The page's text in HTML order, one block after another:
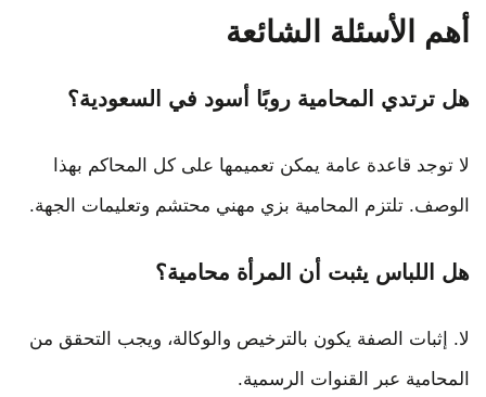
أهم الأسئلة الشائعة
هل ترتدي المحامية روبًا أسود في السعودية؟
لا توجد قاعدة عامة يمكن تعميمها على كل المحاكم بهذا
الوصف. تلتزم المحامية بزي مهني محتشم وتعليمات الجهة.
هل اللباس يثبت أن المرأة محامية؟
لا. إثبات الصفة يكون بالترخيص والوكالة، ويجب التحقق من
المحامية عبر القنوات الرسمية.